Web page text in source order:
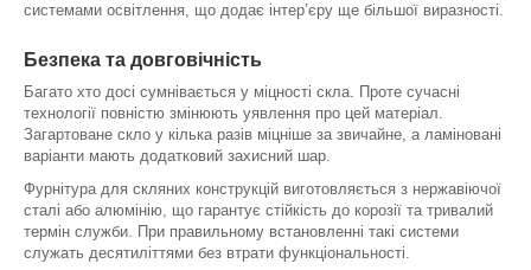
системами освітлення, що додає інтер’єру ще більшої виразності.
Безпека та довговічність
Багато хто досі сумнівається у міцності скла. Проте сучасні
технології повністю змінюють уявлення про цей матеріал.
Загартоване скло у кілька разів міцніше за звичайне, а ламіновані
варіанти мають додатковий захисний шар.
Фурнітура для скляних конструкцій виготовляється з нержавіючої
сталі або алюмінію, що гарантує стійкість до корозії та тривалий
термін служби. При правильному встановленні такі системи
служать десятиліттями без втрати функціональності.